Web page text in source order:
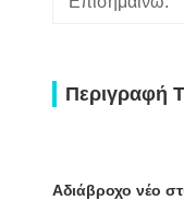
Περιγραφή
Αδιάβροχο νέο